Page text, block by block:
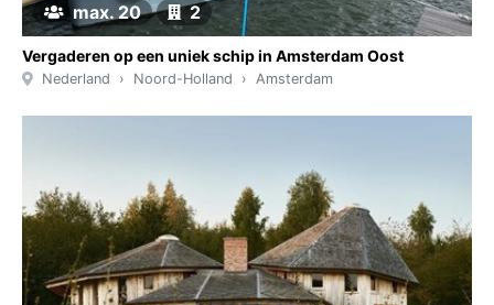
max. 20 2
Vergaderen op een uniek schip in Amsterdam Oost
Nederland Noord-Holland Amsterdam